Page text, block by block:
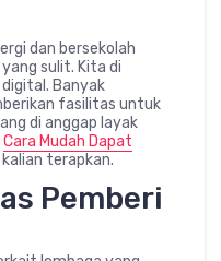
dan bersekolah
sulit. Kita di
Banyak
fasilitas untuk
di anggap layak
Cara Mudah Dapat
terapkan.
Pemberi